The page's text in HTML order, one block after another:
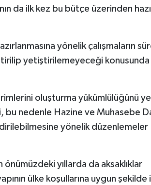
da ilk kez bu bütçe üzerinden
yönelik çalışmaların
yetiştirilemeyeceği konusunda
oluşturma yükümlülüğünü
bu nedenle Hazine ve Muhasebe
yönelik düzenlemeler
yıllarda da aksaklıklar
ülke koşullarına uygun şekilde